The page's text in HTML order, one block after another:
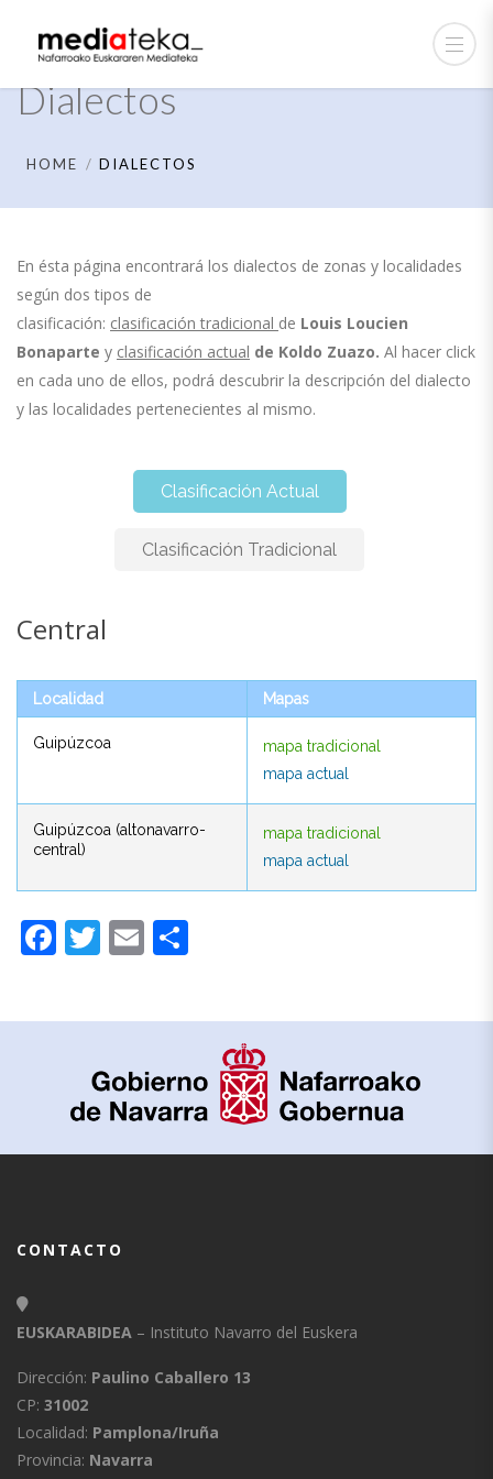
Dialectos
HOME DIALECTOS
En ésta página encontrará los dialectos de zonas y localidades
según dos tipos de
clasificación: clasificación tradicional de Louis Loucien
Bonaparte y clasificación actual de Koldo Zuazo. Al hacer click
en cada uno de ellos, podrá descubrir la descripción del dialecto
y las localidades pertenecientes al mismo.
Clasificación Actual
Clasificación Tradicional
Central
Localidad Mapas
Guipúzcoa
mapa tradicional
mapa actual
Guipúzcoa (altonavarro-
central)
mapa tradicional
mapa actual
Central
Localidad Mapas
mapa actual
central)
mapa actual
Facebook
Twitter
Email
CONTACTO
EUSKARABIDEA – Instituto Navarro del Euskera
Dirección: Paulino Caballero 13
CP: 31002
Localidad: Pamplona/Iruña
Provincia: Navarra